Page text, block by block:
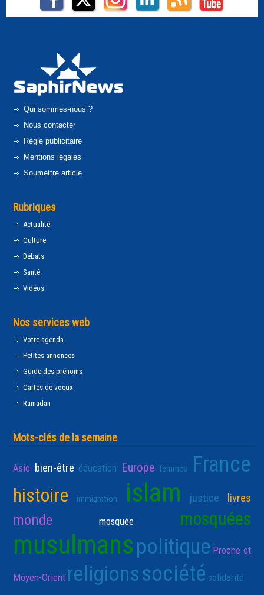
Qui sommes-nous ?
Nous contacter
Régie publicitaire
Mentions légales
Soumettre article
Rubriques
Actualité
Culture
Débats
Santé
Vidéos
Nos services web
Votre agenda
Petites annonces
Guide des prénoms
Cartes de voeux
Ramadan
Mots-clés de la semaine
Asie bien-être éducation Europe femmes France
histoire immigration islam justice livres
monde mosquée mosquées
musulmanspolitique Proche et
Moyen-Orient religionssociété solidarité